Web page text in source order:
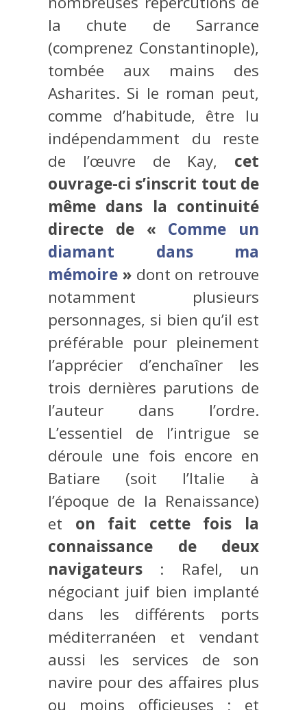
la chute de Sarrance
(comprenez Constantinople),
tombée aux mains des
Asharites. Si le roman peut,
comme d’habitude, être lu
indépendamment du reste
de l’œuvre de Kay, cet
ouvrage-ci s’inscrit tout de
même dans la continuité
directe de « Comme un
diamant dans ma
mémoire »dont on retrouve
notamment plusieurs
personnages, si bien qu’il est
préférable pour pleinement
l’apprécier d’enchaîner les
trois dernières parutions de
l’auteur dans l’ordre.
L’essentiel de l’intrigue se
déroule une fois encore en
Batiare (soit l’Italie à
l’époque de la Renaissance)
et on fait cette fois la
connaissance de deux
navigateurs : Rafel, un
négociant juif bien implanté
dans les différents ports
méditerranéen et vendant
aussi les services de son
navire pour des affaires plus
ou moins officieuses ; et